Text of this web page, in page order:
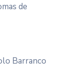
de
Barranco